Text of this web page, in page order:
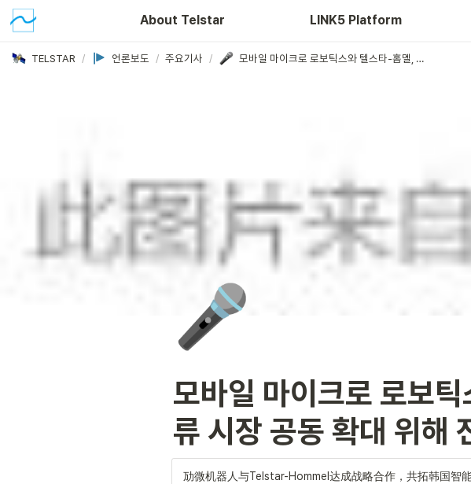
About Telstar LINK5 Platform
TELSTAR / 언론보도 / 주요기사 / 모바일 마이크로 로보틱스와 텔스타-홈멜, 한국 지능형 물류 시장 공동 확대 위해 전략적 협력 / 2023.06
🎤
모바일 마이크로 로보
류 시장 공동 확대 위
劢微机器人与Telstar-Hommel达成战略合作，共拓韩国智